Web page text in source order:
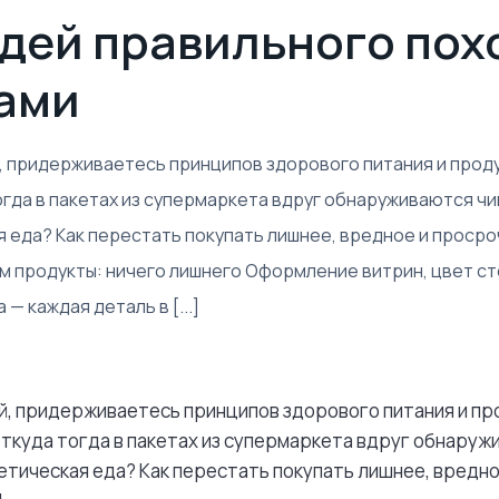
правильного
придерживаетесь принципов здорового питания и
в пакетах из супермаркета вдруг обнаруживаются
еда? Как перестать покупать лишнее, вредное и
продукты: ничего лишнего Оформление витрин, цвет
каждая деталь в [...]
придерживаетесь принципов здорового питания и
тогда в пакетах из супермаркета вдруг
еда? Как перестать покупать лишнее,